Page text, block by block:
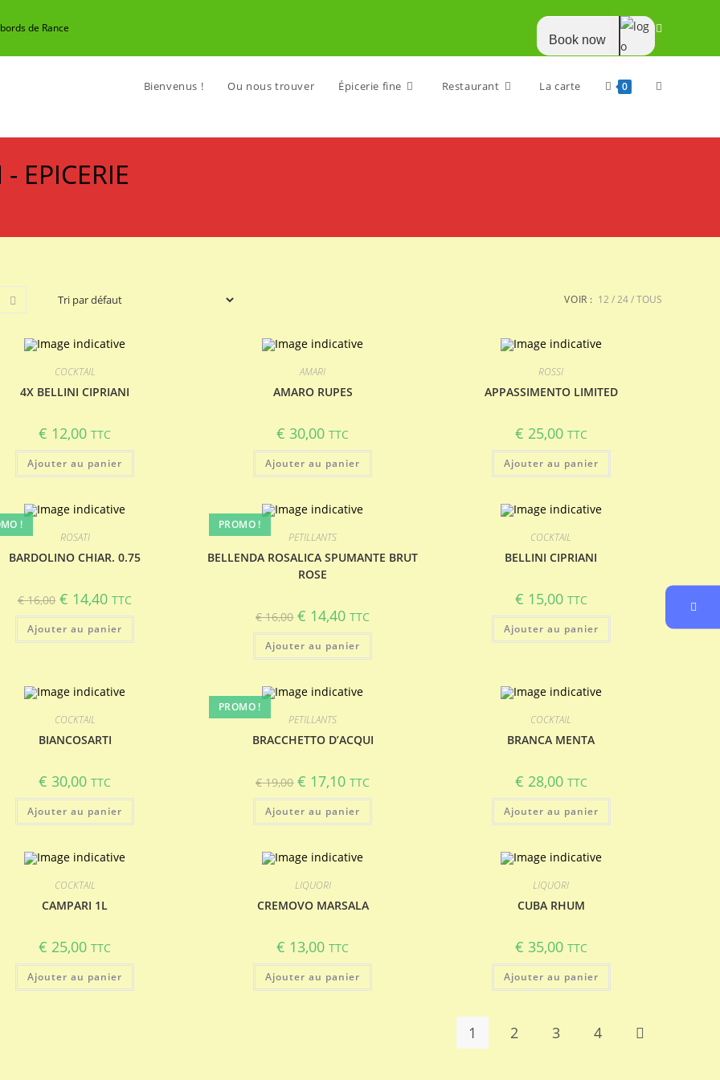
de Rance
Bienvenus ! Ou nous trouver Épicerie fine Restaurant La carte 0 Toggle
EPICERIE
VOIR : 12 24 TOUS
COCKTAIL
4X BELLINI CIPRIANI
€ 12,00 TTC
Ajouter au panier
AMARI
AMARO RUPES
€ 30,00 TTC
Ajouter au panier
ROSSI
APPASSIMENTO LIMITED
€ 25,00 TTC
Ajouter au panier
!
ROSATI
BARDOLINO CHIAR. 0.75
€16,00 Le
prix
initial
était :
€ 16,00.
€ 14,40Le
prix
actuel
est :
€ 14,40.
TTC
Ajouter au panier
PROMO !
PETILLANTS
BELLENDA ROSALICA SPUMANTE BRUT
ROSE
€16,00 Le
prix
initial
était :
€ 16,00.
€ 14,40Le
prix
actuel
est :
€ 14,40.
TTC
Ajouter au panier
COCKTAIL
BELLINI CIPRIANI
€ 15,00 TTC
Ajouter au panier
COCKTAIL
BIANCOSARTI
€ 30,00 TTC
Ajouter au panier
PROMO !
PETILLANTS
BRACCHETTO D’ACQUI
€19,00 Le
prix
initial
était :
€ 19,00.
€ 17,10Le
prix
actuel
est :
€ 17,10.
TTC
Ajouter au panier
COCKTAIL
BRANCA MENTA
€ 28,00 TTC
Ajouter au panier
COCKTAIL
CAMPARI 1L
€ 25,00 TTC
Ajouter au panier
LIQUORI
CREMOVO MARSALA
€ 13,00 TTC
Ajouter au panier
LIQUORI
CUBA RHUM
€ 35,00 TTC
Ajouter au panier
1 2 3 4
Book now